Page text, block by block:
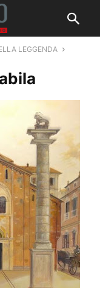
LEGGENDA